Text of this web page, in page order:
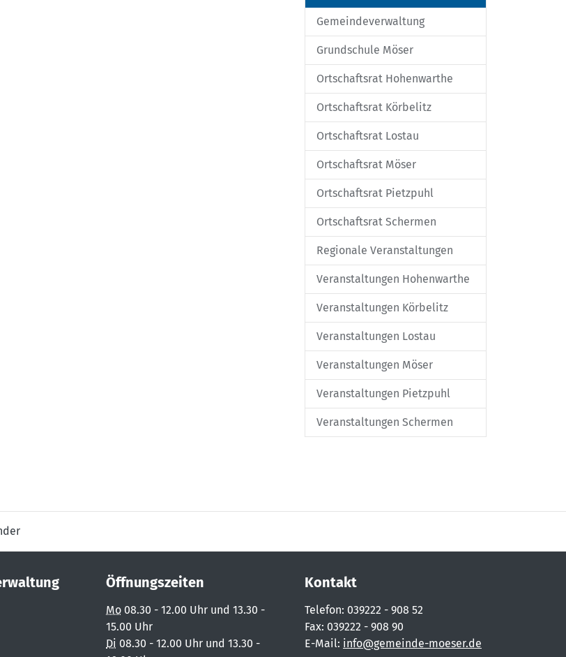
Gemeindeverwaltung
Grundschule Möser
Ortschaftsrat Hohenwarthe
Ortschaftsrat Körbelitz
Ortschaftsrat Lostau
Ortschaftsrat Möser
Ortschaftsrat Pietzpuhl
Ortschaftsrat Schermen
Regionale Veranstaltungen
Veranstaltungen Hohenwarthe
Veranstaltungen Körbelitz
Veranstaltungen Lostau
Veranstaltungen Möser
Veranstaltungen Pietzpuhl
Veranstaltungen Schermen
Öffnungszeiten
Mo 08.30 - 12.00 Uhr und 13.30 -
15.00 Uhr
Di 08.30 - 12.00 Uhr und 13.30 -
Kontakt
Telefon: 039222 - 908 52
Fax: 039222 - 908 90
E-Mail: info@gemeinde-moeser.de